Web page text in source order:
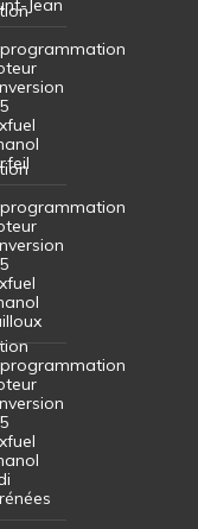
Jean